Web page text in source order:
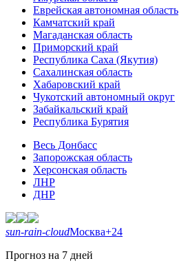
Еврейская автономная область
Камчатский край
Магаданская область
Приморский край
Республика Саха (Якутия)
Сахалинская область
Хабаровский край
Чукотский автономный округ
Забайкальский край
Республика Бурятия
Весь Донбасс
Запорожская область
Херсонская область
ЛНР
ДНР
sun-rain-cloudМосква+24
Прогноз на 7 дней